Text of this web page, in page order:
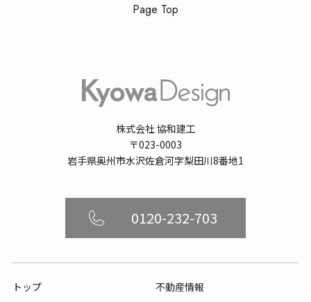
Page Top
株式会社 協和建工
〒023-0003
岩手県奥州市水沢佐倉河字梨田川8番地1
0120-232-703
トップ
不動産情報